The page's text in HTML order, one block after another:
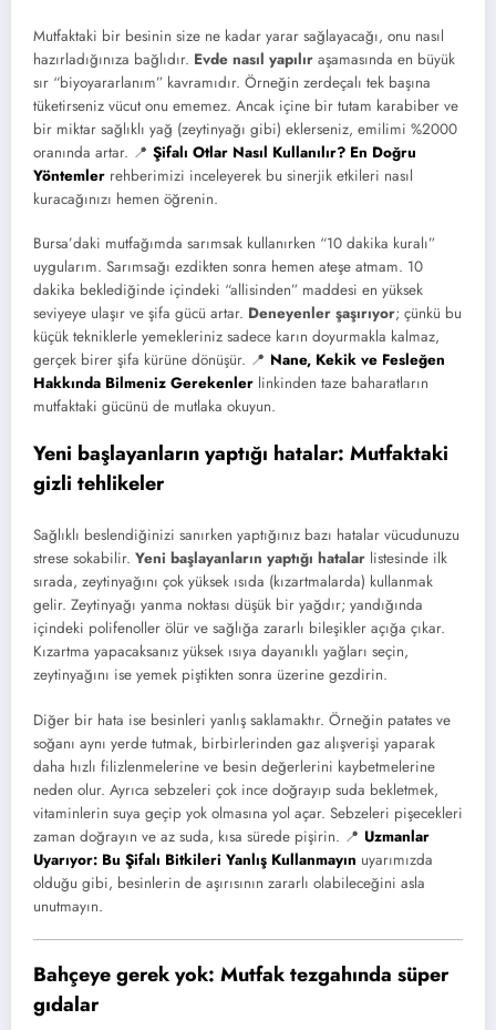
Mutfaktaki bir besinin size ne kadar yarar sağlayacağı, onu nasıl
hazırladığınıza bağlıdır. Evde nasıl yapılır aşamasında en büyük
sır “biyoyararlanım” kavramıdır. Örneğin zerdeçalı tek başına
tüketirseniz vücut onu ememez. Ancak içine bir tutam karabiber ve
bir miktar sağlıklı yağ (zeytinyağı gibi) eklerseniz, emilimi %2000
oranında artar. 📍 Şifalı Otlar Nasıl Kullanılır? En Doğru
Yöntemler rehberimizi inceleyerek bu sinerjik etkileri nasıl
kuracağınızı hemen öğrenin.
Bursa’daki mutfağımda sarımsak kullanırken “10 dakika kuralı”
uygularım. Sarımsağı ezdikten sonra hemen ateşe atmam. 10
dakika beklediğinde içindeki “allisinden” maddesi en yüksek
seviyeye ulaşır ve şifa gücü artar. Deneyenler şaşırıyor; çünkü bu
küçük tekniklerle yemekleriniz sadece karın doyurmakla kalmaz,
gerçek birer şifa kürüne dönüşür. 📍 Nane, Kekik ve Fesleğen
Hakkında Bilmeniz Gerekenler linkinden taze baharatların
mutfaktaki gücünü de mutlaka okuyun.
Yeni başlayanların yaptığı hatalar: Mutfaktaki
gizli tehlikeler
Sağlıklı beslendiğinizi sanırken yaptığınız bazı hatalar vücudunuzu
strese sokabilir. Yeni başlayanların yaptığı hatalar listesinde ilk
sırada, zeytinyağını çok yüksek ısıda (kızartmalarda) kullanmak
gelir. Zeytinyağı yanma noktası düşük bir yağdır; yandığında
içindeki polifenoller ölür ve sağlığa zararlı bileşikler açığa çıkar.
Kızartma yapacaksanız yüksek ısıya dayanıklı yağları seçin,
zeytinyağını ise yemek piştikten sonra üzerine gezdirin.
Diğer bir hata ise besinleri yanlış saklamaktır. Örneğin patates ve
soğanı aynı yerde tutmak, birbirlerinden gaz alışverişi yaparak
daha hızlı filizlenmelerine ve besin değerlerini kaybetmelerine
neden olur. Ayrıca sebzeleri çok ince doğrayıp suda bekletmek,
vitaminlerin suya geçip yok olmasına yol açar. Sebzeleri pişecekleri
zaman doğrayın ve az suda, kısa sürede pişirin. 📍 Uzmanlar
Uyarıyor: Bu Şifalı Bitkileri Yanlış Kullanmayın uyarımızda
olduğu gibi, besinlerin de aşırısının zararlı olabileceğini asla
unutmayın.
Bahçeye gerek yok: Mutfak tezgahında süper
gıdalar